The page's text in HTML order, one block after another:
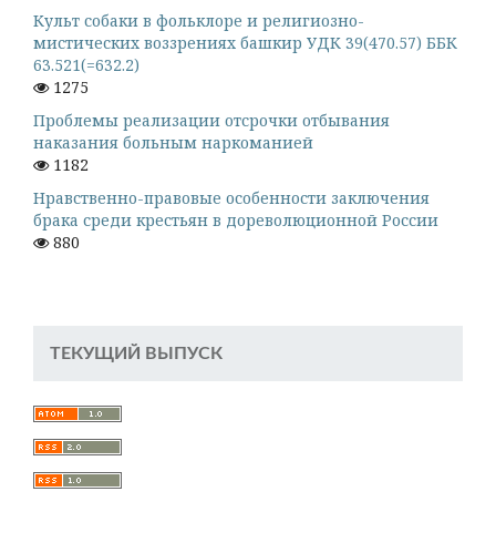
Культ собаки в фольклоре и религиозно-
мистических воззрениях башкир УДК 39(470.57) ББК
63.521(=632.2)
1275
Проблемы реализации отсрочки отбывания
наказания больным наркоманией
1182
Нравственно-правовые особенности заключения
брака среди крестьян в дореволюционной России
880
ТЕКУЩИЙ ВЫПУСК